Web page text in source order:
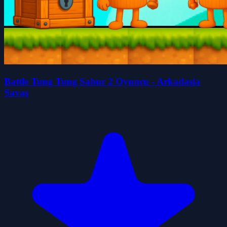
Battle Tung Tung Sahur 2 Oyuncu - Arkadaşla
Savaş